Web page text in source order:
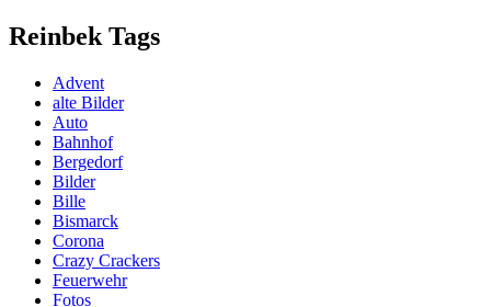
Reinbek Tags
Advent
alte Bilder
Auto
Bahnhof
Bergedorf
Bilder
Bille
Bismarck
Corona
Crazy Crackers
Feuerwehr
Fotos